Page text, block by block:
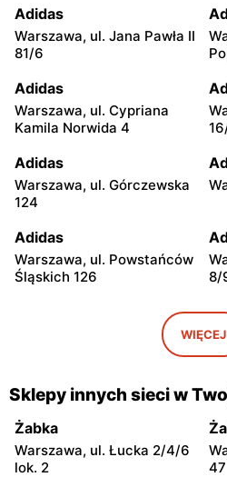
Adidas
Warszawa, ul. Jana Pawła II
81/6
Adidas
Warszawa, ul. Cypriana
Kamila Norwida 4
Adidas
Warszawa, ul. Górczewska
124
Adidas
Warszawa, ul. Powstańców
Śląskich 126
8/
Adidas
Warszawa, ul. Annopol 2
Adidas
WIĘCEJ
Sklepy innych sieci w
Żabka
Warszawa, ul. Łucka 2/4/6
lok. 2
47